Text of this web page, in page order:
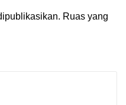
Ruas yang